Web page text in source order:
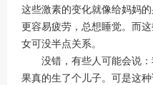
这些激素的变化就像给妈妈
更容易疲劳，总想睡觉。而
女可没半点关系。
没错，有些人可能会说：
果真的生了个儿子。可是这